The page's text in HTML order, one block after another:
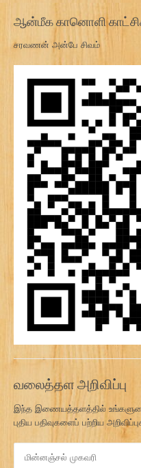
ஆன்மீக கானொளி
சரவணன் அன்பே சிவம்
வலைத்தள அறிவிப்பு
இந்த இணையத்தளத்தில்
புதிய பதிவுகளைப் பற்றிய